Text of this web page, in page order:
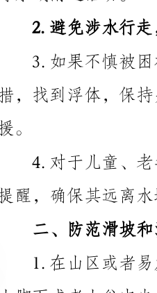
提醒，确保其远离水域。